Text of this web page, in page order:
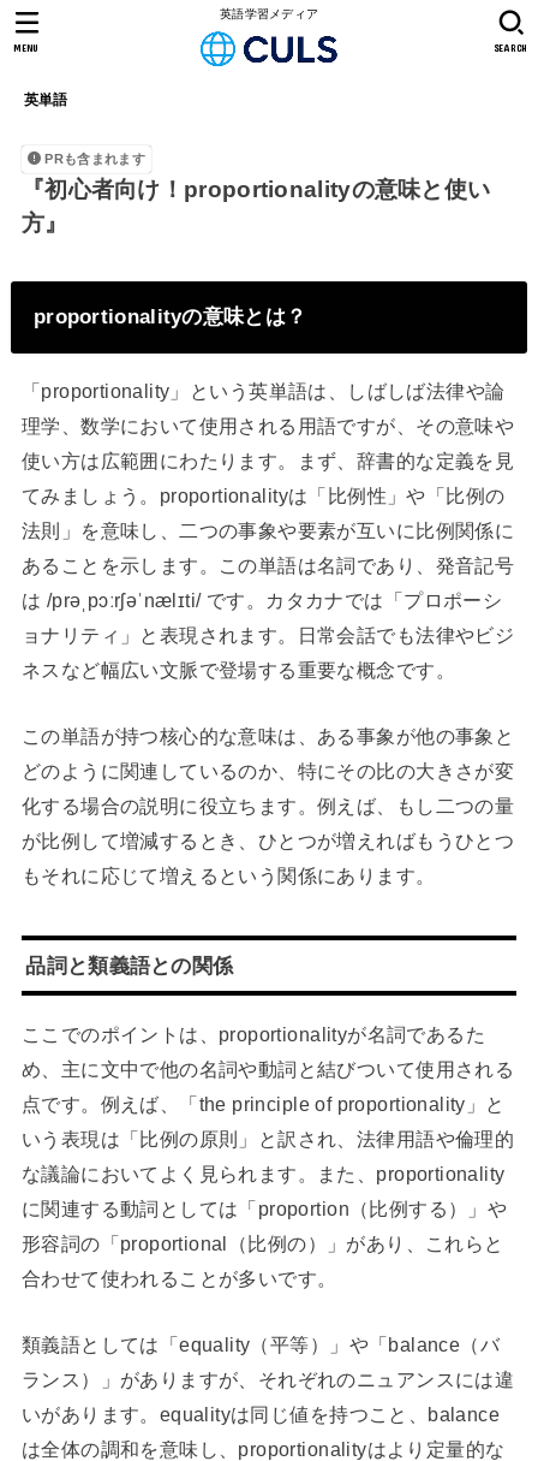
英語学習メディア
英単語
SEARCH
MENU
PRも含まれます
『初心者向け！proportionalityの意味と使い
方』
proportionalityの意味とは？
「proportionality」という英単語は、しばしば法律や論
理学、数学において使用される用語ですが、その意味や
使い方は広範囲にわたります。まず、辞書的な定義を見
てみましょう。proportionalityは「比例性」や「比例の
法則」を意味し、二つの事象や要素が互いに比例関係に
あることを示します。この単語は名詞であり、発音記号
は /prəˌpɔːrʃəˈnælɪti/ です。カタカナでは「プロポーシ
ョナリティ」と表現されます。日常会話でも法律やビジ
ネスなど幅広い文脈で登場する重要な概念です。
この単語が持つ核心的な意味は、ある事象が他の事象と
どのように関連しているのか、特にその比の大きさが変
化する場合の説明に役立ちます。例えば、もし二つの量
が比例して増減するとき、ひとつが増えればもうひとつ
もそれに応じて増えるという関係にあります。
品詞と類義語との関係
ここでのポイントは、proportionalityが名詞であるた
め、主に文中で他の名詞や動詞と結びついて使用される
点です。例えば、「the principle of proportionality」と
いう表現は「比例の原則」と訳され、法律用語や倫理的
な議論においてよく見られます。また、proportionality
に関連する動詞としては「proportion（比例する）」や
形容詞の「proportional（比例の）」があり、これらと
合わせて使われることが多いです。
類義語としては「equality（平等）」や「balance（バ
ランス）」がありますが、それぞれのニュアンスには違
いがあります。equalityは同じ値を持つこと、balance
は全体の調和を意味し、proportionalityはより定量的な